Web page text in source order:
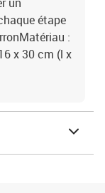
étape
:
x 30 cm (l x